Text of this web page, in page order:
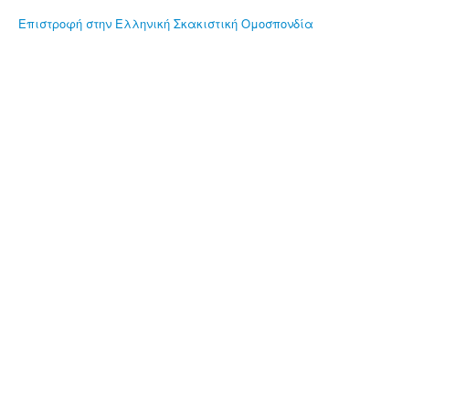
Επιστροφή στην Ελληνική Σκακιστική Ομοσπονδία